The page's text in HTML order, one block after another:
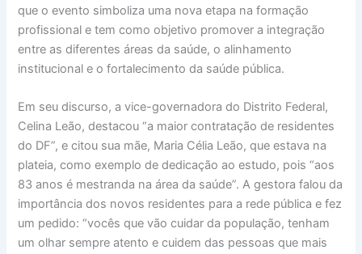
que o evento simboliza uma nova etapa na formação
profissional e tem como objetivo promover a integração
entre as diferentes áreas da saúde, o alinhamento
institucional e o fortalecimento da saúde pública.
Em seu discurso, a vice-governadora do Distrito Federal,
Celina Leão, destacou “a maior contratação de residentes
do DF”, e citou sua mãe, Maria Célia Leão, que estava na
plateia, como exemplo de dedicação ao estudo, pois “aos
83 anos é mestranda na área da saúde”. A gestora falou da
importância dos novos residentes para a rede pública e fez
um pedido: “vocês que vão cuidar da população, tenham
um olhar sempre atento e cuidem das pessoas que mais